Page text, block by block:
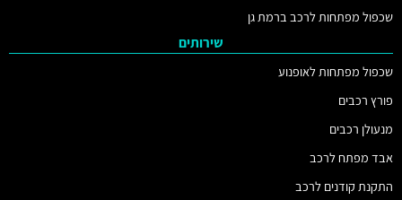
שכפול מפתחות לרכב ברמת גן
שירותים
שכפול מפתחות לאופנוע
פורץ רכבים
מנעולן רכבים
אבד מפתח לרכב
התקנת קודנים לרכב